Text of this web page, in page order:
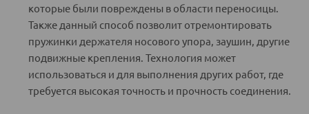
которые были повреждены в области переносицы.
Также данный способ позволит отремонтировать
пружинки держателя носового упора, заушин, другие
подвижные крепления. Технология может
использоваться и для выполнения других работ, где
требуется высокая точность и прочность соединения.